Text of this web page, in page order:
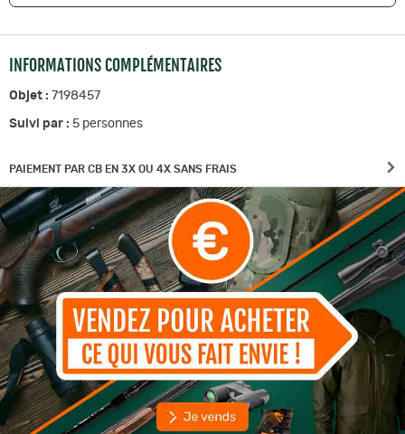
INFORMATIONS COMPLÉMENTAIRES
Objet : 7198457
Suivi par : 5 personnes
PAIEMENT PAR CB EN 3X OU 4X SANS FRAIS